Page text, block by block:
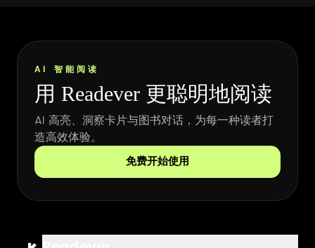
AI 智能阅读
用 Readever 更聪明地阅读
AI 高亮、洞察卡片与图书对话，为每一种读者打
造高效体验。
免费开始使用